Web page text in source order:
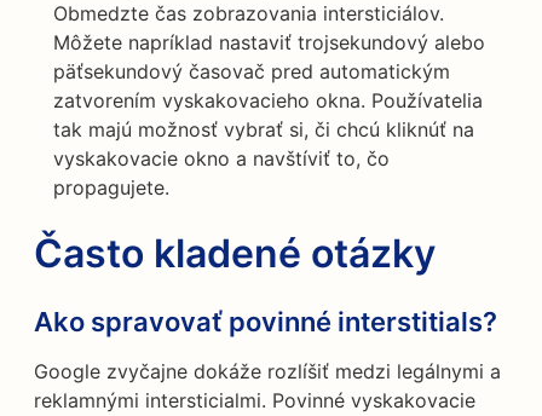
Obmedzte čas zobrazovania intersticiálov.
Môžete napríklad nastaviť trojsekundový alebo
päťsekundový časovač pred automatickým
zatvorením vyskakovacieho okna. Používatelia
tak majú možnosť vybrať si, či chcú kliknúť na
vyskakovacie okno a navštíviť to, čo
propagujete.
Často kladené otázky
Ako spravovať povinné interstitials?
Google zvyčajne dokáže rozlíšiť medzi legálnymi a
reklamnými intersticialmi. Povinné vyskakovacie